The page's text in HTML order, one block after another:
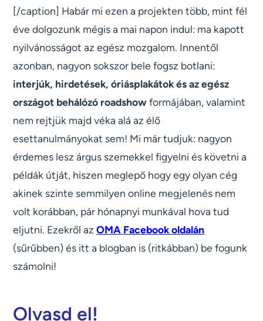
[/caption] Habár mi ezen a projekten több, mint fél
éve dolgozunk mégis a mai napon indul: ma kapott
nyilvánosságot az egész mozgalom. Innentől
azonban, nagyon sokszor bele fogsz botlani:
interjúk, hirdetések, óriásplakátok és az egész
országot behálózó roadshowformájában, valamint
nem rejtjük majd véka alá az élő
esettanulmányokat sem! Mi már tudjuk: nagyon
érdemes lesz árgus szemekkel figyelni és követni a
példák útját, hiszen meglepő hogy egy olyan cég
akinek szinte semmilyen online megjelenés nem
volt korábban, pár hónapnyi munkával hova tud
eljutni. Ezekről azOMA Facebook oldalán
(sűrűbben) és itt a blogban is (ritkábban) be fogunk
számolni!
Olvasd el!